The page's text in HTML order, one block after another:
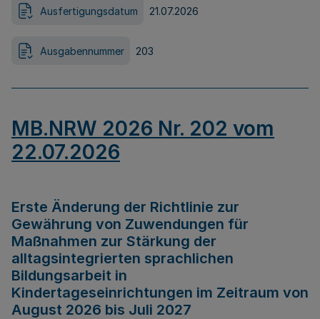
Ausfertigungsdatum 21.07.2026
Ausgabennummer 203
MB.NRW 2026 Nr. 202 vom
22.07.2026
Erste Änderung der Richtlinie zur
Gewährung von Zuwendungen für
Maßnahmen zur Stärkung der
alltagsintegrierten sprachlichen
Bildungsarbeit in
Kindertageseinrichtungen im Zeitraum von
August 2026 bis Juli 2027